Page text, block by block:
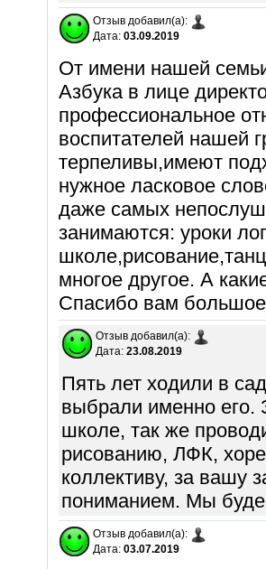
Отзыв добавил(а):
Дата: 03.09.2019
От имени нашей
Азбука в лице
профессиональное
воспитателей нашей
терпеливы,имеют
нужное ласковое
даже самых
занимаются: уроки
многое другое. А
Спасибо вам
Отзыв добавил(а):
Дата: 23.08.2019
Пять лет ходили в
выбрали именно его.
школе, так же
рисованию, ЛФК,
коллективу, за вашу
пониманием. Мы
Отзыв добавил(а):
Дата: 03.07.2019